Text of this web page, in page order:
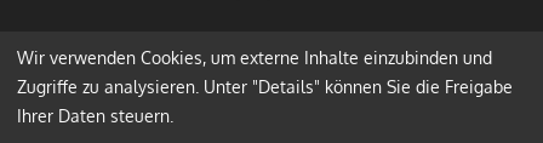
Impressum Datenschutz
Wir verwenden Cookies, um externe Inhalte einzubinden und
Zugriffe zu analysieren. Unter "Details" können Sie die Freigabe
Ihrer Daten steuern.